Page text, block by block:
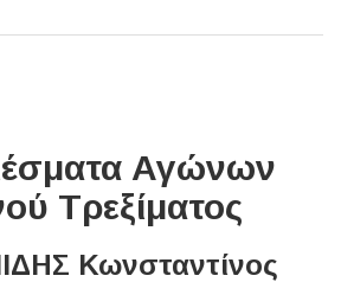
Αγώνων
Τρεξίματος
Κωνσταντίνος